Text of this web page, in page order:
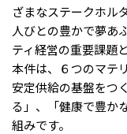
ざまなステークホル
人びとの豊かで夢あ
ティ経営の重要課題
本件は、６つのマテ
安定供給の基盤をつ
る」、「健康で豊か
組みです。